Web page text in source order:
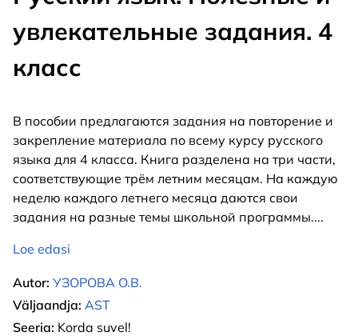
увлекательные задания. 4
класс
В пособии предлагаются задания на повторение и
закрепление материала по всему курсу русского
языка для 4 класса. Книга разделена на три части,
соответствующие трём летним месяцам. На каждую
неделю каждого летнего месяца даются свои
задания на разные темы школьной программы....
Loe edasi
Autor: УЗОРОВА О.В.
Väljaandja: AST
Seeria: Korda suvel!